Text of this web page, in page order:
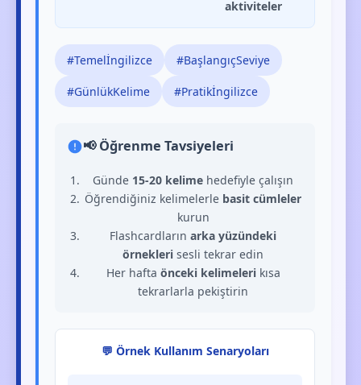
aktiviteler
#Temelİngilizce #BaşlangıçSeviye
#GünlükKelime #Pratikİngilizce
📢 Öğrenme Tavsiyeleri
Günde 15-20 kelime hedefiyle çalışın
Öğrendiğiniz kelimelerle basit cümleler
kurun
Flashcardlarınarka yüzündeki
örnekleri sesli tekrar edin
Her hafta önceki kelimelerikısa
tekrarlarla pekiştirin
💬 Örnek Kullanım Senaryoları